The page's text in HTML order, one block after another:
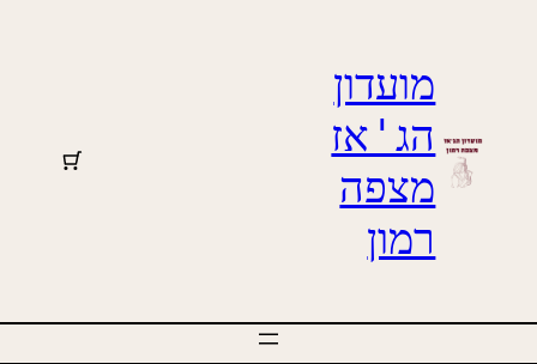
מועדון
הג'אז
מצפה
רמון